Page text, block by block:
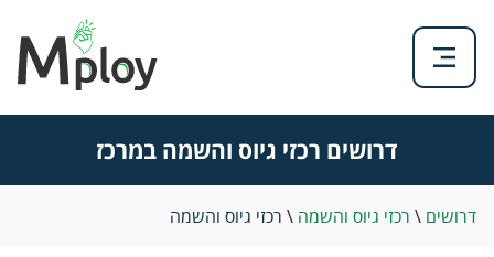
דרושים רכזי גיוס והשמה במרכז
דרושים \ רכזי גיוס והשמה \ רכזי גיוס והשמה